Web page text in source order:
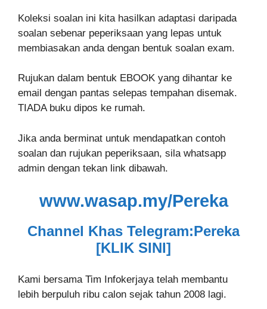
Koleksi soalan ini kita hasilkan adaptasi daripada
soalan sebenar peperiksaan yang lepas untuk
membiasakan anda dengan bentuk soalan exam.
Rujukan dalam bentuk EBOOK yang dihantar ke
email dengan pantas selepas tempahan disemak.
TIADA buku dipos ke rumah.
Jika anda berminat untuk mendapatkan contoh
soalan dan rujukan peperiksaan, sila whatsapp
admin dengan tekan link dibawah.
www.wasap.my/Pereka
Channel Khas Telegram:Pereka
[KLIK SINI]
Kami bersama Tim Infokerjaya telah membantu
lebih berpuluh ribu calon sejak tahun 2008 lagi.